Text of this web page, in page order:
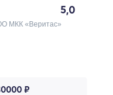
5,0
МКК «Веритас»
₽